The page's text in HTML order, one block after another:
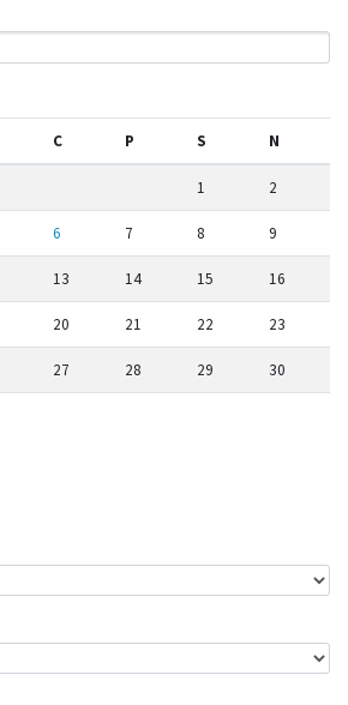
C P S N
1 2
6 7 8 9
13 14 15 16
20 21 22 23
27 28 29 30